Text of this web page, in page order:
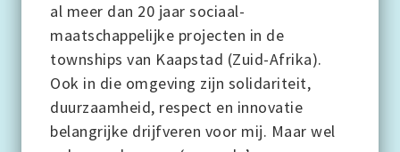
al meer dan 20 jaar sociaal-
maatschappelijke projecten in de
townships van Kaapstad (Zuid-Afrika).
Ook in die omgeving zijn solidariteit,
duurzaamheid, respect en innovatie
belangrijke drijfveren voor mij. Maar wel